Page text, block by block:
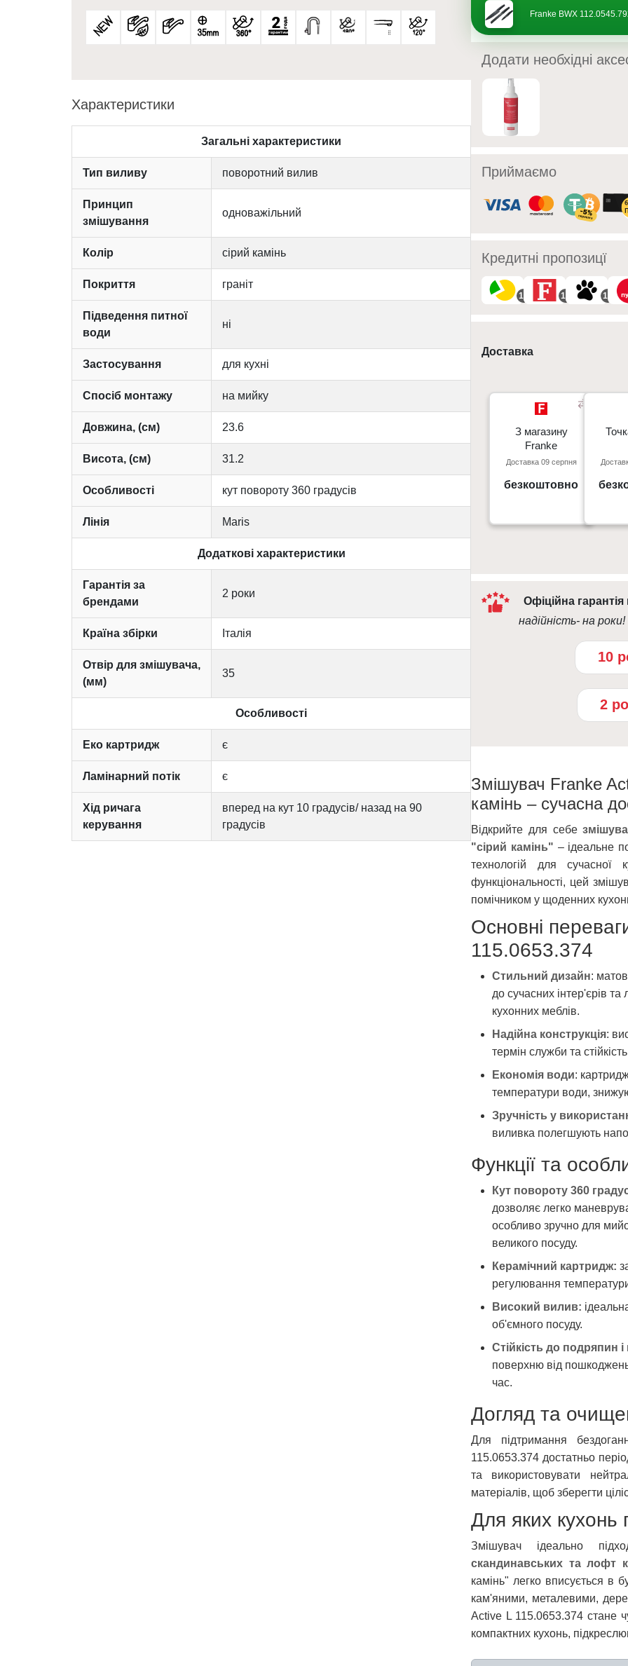
Характеристики
Загальні характеристики
Тип виливу поворотний вилив
Принцип
змішування
одноважільний
Колір сірий камінь
Покриття граніт
Підведення питної
води
ні
Застосування для кухні
Спосіб монтажу на мийку
Довжина, (см) 23.6
Висота, (см) 31.2
Особливості кут повороту 360 градусів
Лінія Maris
Додаткові характеристики
Гарантія за
брендами
2 роки
Країна збірки Італія
Отвір для змішувача,
(мм)
35
Особливості
Еко картридж є
Ламінарний потік є
Хід ричага
керування
вперед на кут 10 градусів/ назад на 90
градусів
Franke BWX
Додати необхідні
Приймаємо
Кредитні пропозицї
10 10 10
Доставка
З магазину
Franke
Доставка 09 серпня
безкоштовно
З магазину
Franke
Київ, пр. С. Бандери 23, ТЦ
Gorodok Gallery
м. Київ
Офіційна
надійність- на роки!
10
2
Змішувач Franke
камінь – сучасна
Відкрийте для себе
"сірий камінь" – ідеальне
технологій для сучасної
функціональності, цей
помічником у щоденних
Основні
115.0653.374
Стильний дизайн:
до сучасних інтер'єрів та
кухонних меблів.
Надійна конструкція:
термін служби та
Економія води:
температури води,
Зручність у
виливка полегшують
Функції та
Кут повороту 360
дозволяє легко
особливо зручно для
великого посуду.
Керамічний картридж:
регулювання
Високий вилив:
об'ємного посуду.
Стійкість до подряпин
поверхню від
час.
Догляд та
Для підтримання
115.0653.374 достатньо
та використовувати
матеріалів, щоб зберегти
Для яких кухонь
Змішувач ідеально
скандинавських та лофт
камінь" легко вписується в
кам'яними, металевими,
Active L 115.0653.374 стане
компактних кухонь,